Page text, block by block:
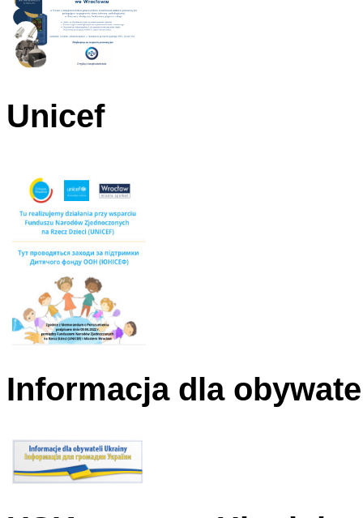
Unicef
Informacja dla